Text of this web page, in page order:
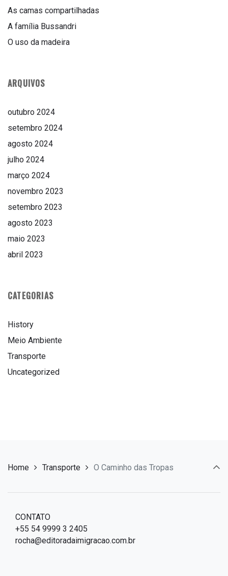
As camas compartilhadas
A família Bussandri
O uso da madeira
ARQUIVOS
outubro 2024
setembro 2024
agosto 2024
julho 2024
março 2024
novembro 2023
setembro 2023
agosto 2023
maio 2023
abril 2023
CATEGORIAS
History
Meio Ambiente
Transporte
Uncategorized
Home Transporte O Caminho das Tropas
CONTATO
+55 54 9999 3 2405
rocha@editoradaimigracao.com.br